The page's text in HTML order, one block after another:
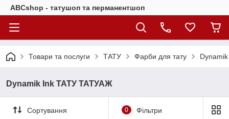
ABCshop - татушоп та перманентшоп
Товари та послуги ТАТУ Фарби для тату
Dynamik Ink ТАТУ ТАТУАЖ
Сортування 0 Фільтри